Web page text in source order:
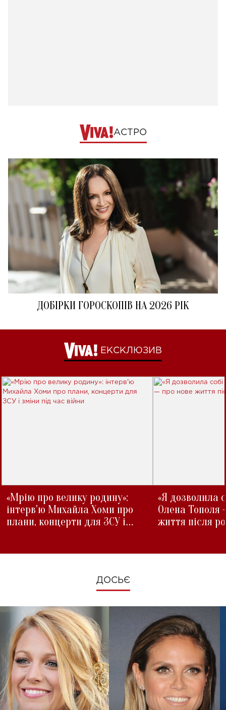
АСТРО
ДОБІРКИ ГОРОСКОПІВ НА 2026 РІК
ЕКСКЛЮЗИВ
«Мрію про велику родину»:
інтерв'ю Михайла Хоми про
плани, концерти для ЗСУ і
«Я дозволила
Олена Тополя
життя після
ДОСЬЄ